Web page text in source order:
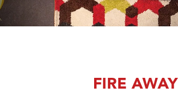
FIRE AWAY